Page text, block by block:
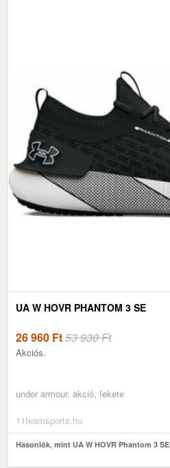
UA W HOVR PHANTOM 3 SE
26 960 Ft53 930 Ft
Akciós.
under armour, akció, fekete
11teamsports.hu
Hasonlók, mint UA W HOVR Phantom 3 SE